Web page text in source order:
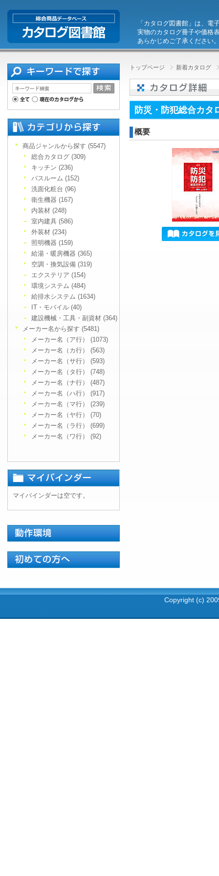
「カタログ図書館」は、電
実物のカタログ冊子や価格
あらかじめご了承ください
トップページ 新着カタログ
防災・防犯総合カタ
概要
商品ジャンルから探す (5547)
総合カタログ (309)
キッチン (236)
バスルーム (152)
洗面化粧台 (96)
衛生機器 (167)
内装材 (248)
室内建具 (586)
外装材 (234)
照明機器 (159)
給湯・暖房機器 (365)
空調・換気設備 (319)
エクステリア (154)
環境システム (484)
給排水システム (1634)
IT・モバイル (40)
建設機械・工具・副資材 (364)
メーカー名から探す (5481)
メーカー名（ア行） (1073)
メーカー名（カ行） (563)
メーカー名（サ行） (593)
メーカー名（タ行） (748)
メーカー名（ナ行） (487)
メーカー名（ハ行） (917)
メーカー名（マ行） (239)
メーカー名（ヤ行） (70)
メーカー名（ラ行） (699)
メーカー名（ワ行） (92)
マイバインダーは空です。
Copyright (c)